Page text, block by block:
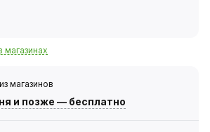
магазинах
магазинов
и позже — бесплатно